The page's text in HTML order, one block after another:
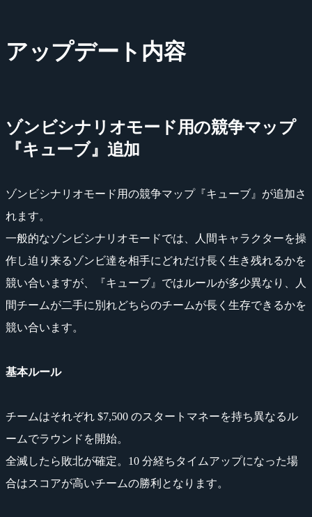
アップデート内容
ゾンビシナリオモード用の競争マップ
『キューブ』追加
ゾンビシナリオモード用の競争マップ『キューブ』が追加さ
れます。
一般的なゾンビシナリオモードでは、人間キャラクターを操
作し迫り来るゾンビ達を相手にどれだけ長く生き残れるかを
競い合いますが、『キューブ』ではルールが多少異なり、人
間チームが二手に別れどちらのチームが長く生存できるかを
競い合います。
基本ルール
チームはそれぞれ $7,500 のスタートマネーを持ち異なるル
ームでラウンドを開始。
全滅したら敗北が確定。10 分経ちタイムアップになった場
合はスコアが高いチームの勝利となります。